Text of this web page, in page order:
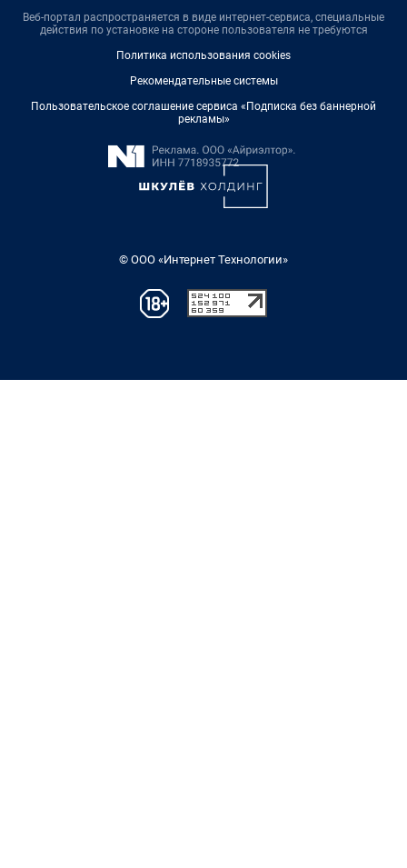
Веб-портал распространяется в виде интернет-сервиса, специальные
действия по установке на стороне пользователя не требуются
Политика использования cookies
Рекомендательные системы
Пользовательское соглашение сервиса «Подписка без баннерной
рекламы»
© ООО «Интернет Технологии»